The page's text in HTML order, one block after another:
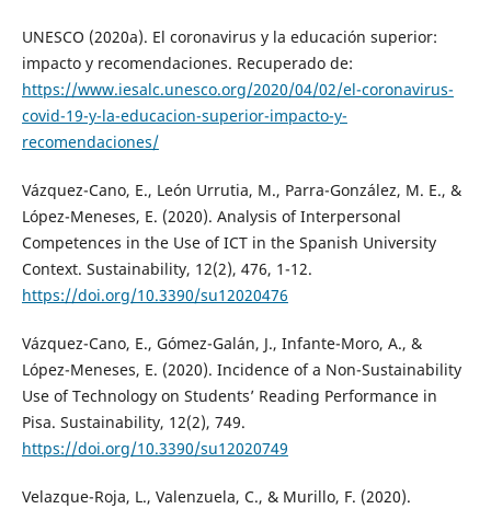
UNESCO (2020a). El coronavirus y la educación superior:
impacto y recomendaciones. Recuperado de:
https://www.iesalc.unesco.org/2020/04/02/el-coronavirus-
covid-19-y-la-educacion-superior-impacto-y-
recomendaciones/
Vázquez-Cano, E., León Urrutia, M., Parra-González, M. E., &
López-Meneses, E. (2020). Analysis of Interpersonal
Competences in the Use of ICT in the Spanish University
Context. Sustainability, 12(2), 476, 1-12.
https://doi.org/10.3390/su12020476
Vázquez-Cano, E., Gómez-Galán, J., Infante-Moro, A., &
López-Meneses, E. (2020). Incidence of a Non-Sustainability
Use of Technology on Students’ Reading Performance in
Pisa. Sustainability, 12(2), 749.
https://doi.org/10.3390/su12020749
Velazque-Roja, L., Valenzuela, C., & Murillo, F. (2020).